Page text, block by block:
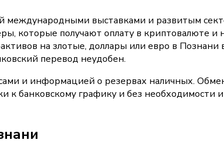
выставками и развитым
которые получают оплату в криптовалюте и
на злотые, доллары или евро в Познани
перевод неудобен.
и информацией о резервах наличных.
к банковскому графику и без необходимости